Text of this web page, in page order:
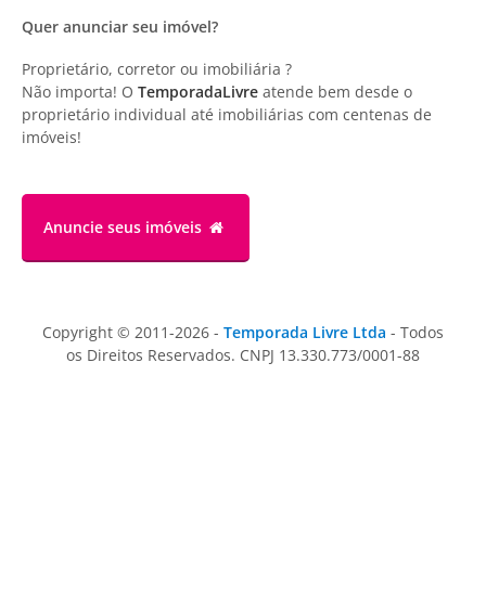
Quer anunciar seu imóvel?
Proprietário, corretor ou imobiliária ?
Não importa! O TemporadaLivre atende bem desde o
proprietário individual até imobiliárias com centenas de
imóveis!
Anuncie seus imóveis
Copyright © 2011-2026 - Temporada Livre Ltda - Todos
os Direitos Reservados. CNPJ 13.330.773/0001-88